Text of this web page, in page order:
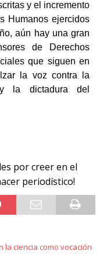
y el incremento
Humanos ejercidos
aún hay una gran
de Derechos
que siguen en
la voz contra la
la dictadura del
por creer en el
periodístico!
ciencia como vocación